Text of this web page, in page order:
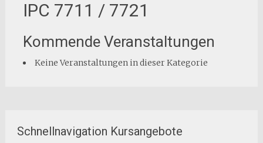
IPC 7711 / 7721
Kommende Veranstaltungen
Keine Veranstaltungen in dieser Kategorie
Schnellnavigation Kursangebote